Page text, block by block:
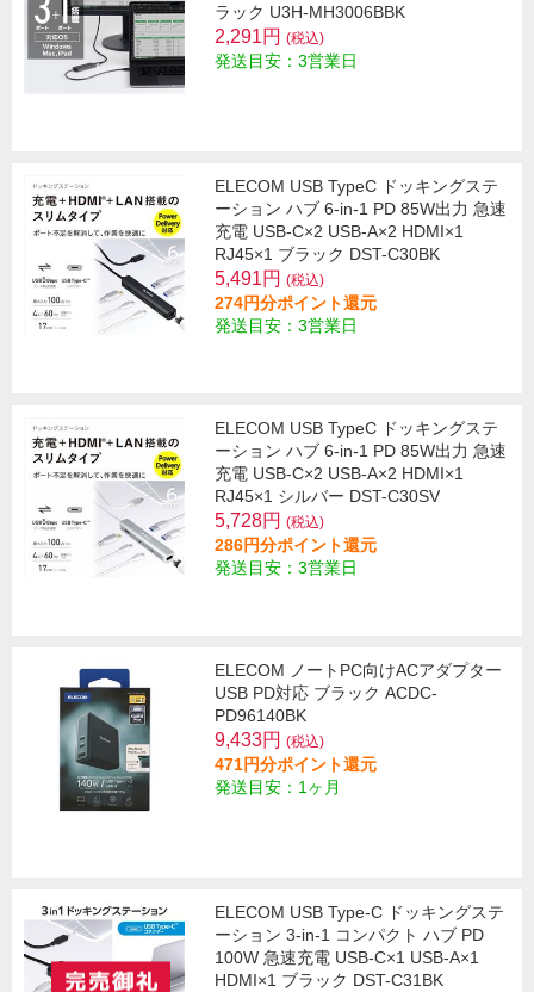
ラック U3H-MH3006BBK
2,291円 (税込)
発送目安：3営業日
ELECOM USB TypeC ドッキングステ
ーション ハブ 6-in-1 PD 85W出力 急速
充電 USB-C×2 USB-A×2 HDMI×1
RJ45×1 ブラック DST-C30BK
5,491円 (税込)
274円分ポイント還元
発送目安：3営業日
ELECOM USB TypeC ドッキングステ
ーション ハブ 6-in-1 PD 85W出力 急速
充電 USB-C×2 USB-A×2 HDMI×1
RJ45×1 シルバー DST-C30SV
5,728円 (税込)
286円分ポイント還元
発送目安：3営業日
ELECOM ノートPC向けACアダプター
USB PD対応 ブラック ACDC-
PD96140BK
9,433円 (税込)
471円分ポイント還元
発送目安：1ヶ月
ELECOM USB Type-C ドッキングステ
ーション 3-in-1 コンパクト ハブ PD
100W 急速充電 USB-C×1 USB-A×1
HDMI×1 ブラック DST-C31BK